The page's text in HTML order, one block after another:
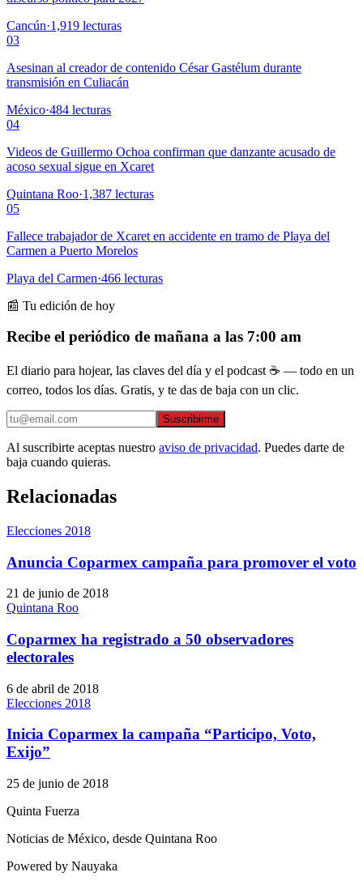
Cancún·1,919 lecturas
03
Asesinan al creador de contenido César Gastélum durante
transmisión en Culiacán
México·484 lecturas
04
Videos de Guillermo Ochoa confirman que danzante acusado de
acoso sexual sigue en Xcaret
Quintana Roo·1,387 lecturas
05
Fallece trabajador de Xcaret en accidente en tramo de Playa del
Carmen a Puerto Morelos
Playa del Carmen·466 lecturas
📰 Tu edición de hoy
Recibe el periódico de mañana a las 7:00 am
El diario para hojear, las claves del día y el podcast ☕ — todo en un
correo, todos los días. Gratis, y te das de baja con un clic.
Suscribirme
Al suscribirte aceptas nuestro aviso de privacidad. Puedes darte de
baja cuando quieras.
Relacionadas
Elecciones 2018
Anuncia Coparmex campaña para promover el voto
21 de junio de 2018
Quintana Roo
Coparmex ha registrado a 50 observadores
electorales
6 de abril de 2018
Elecciones 2018
Inicia Coparmex la campaña “Participo, Voto,
Exijo”
25 de junio de 2018
Quinta Fuerza
Noticias de México, desde Quintana Roo
Powered by Nauyaka